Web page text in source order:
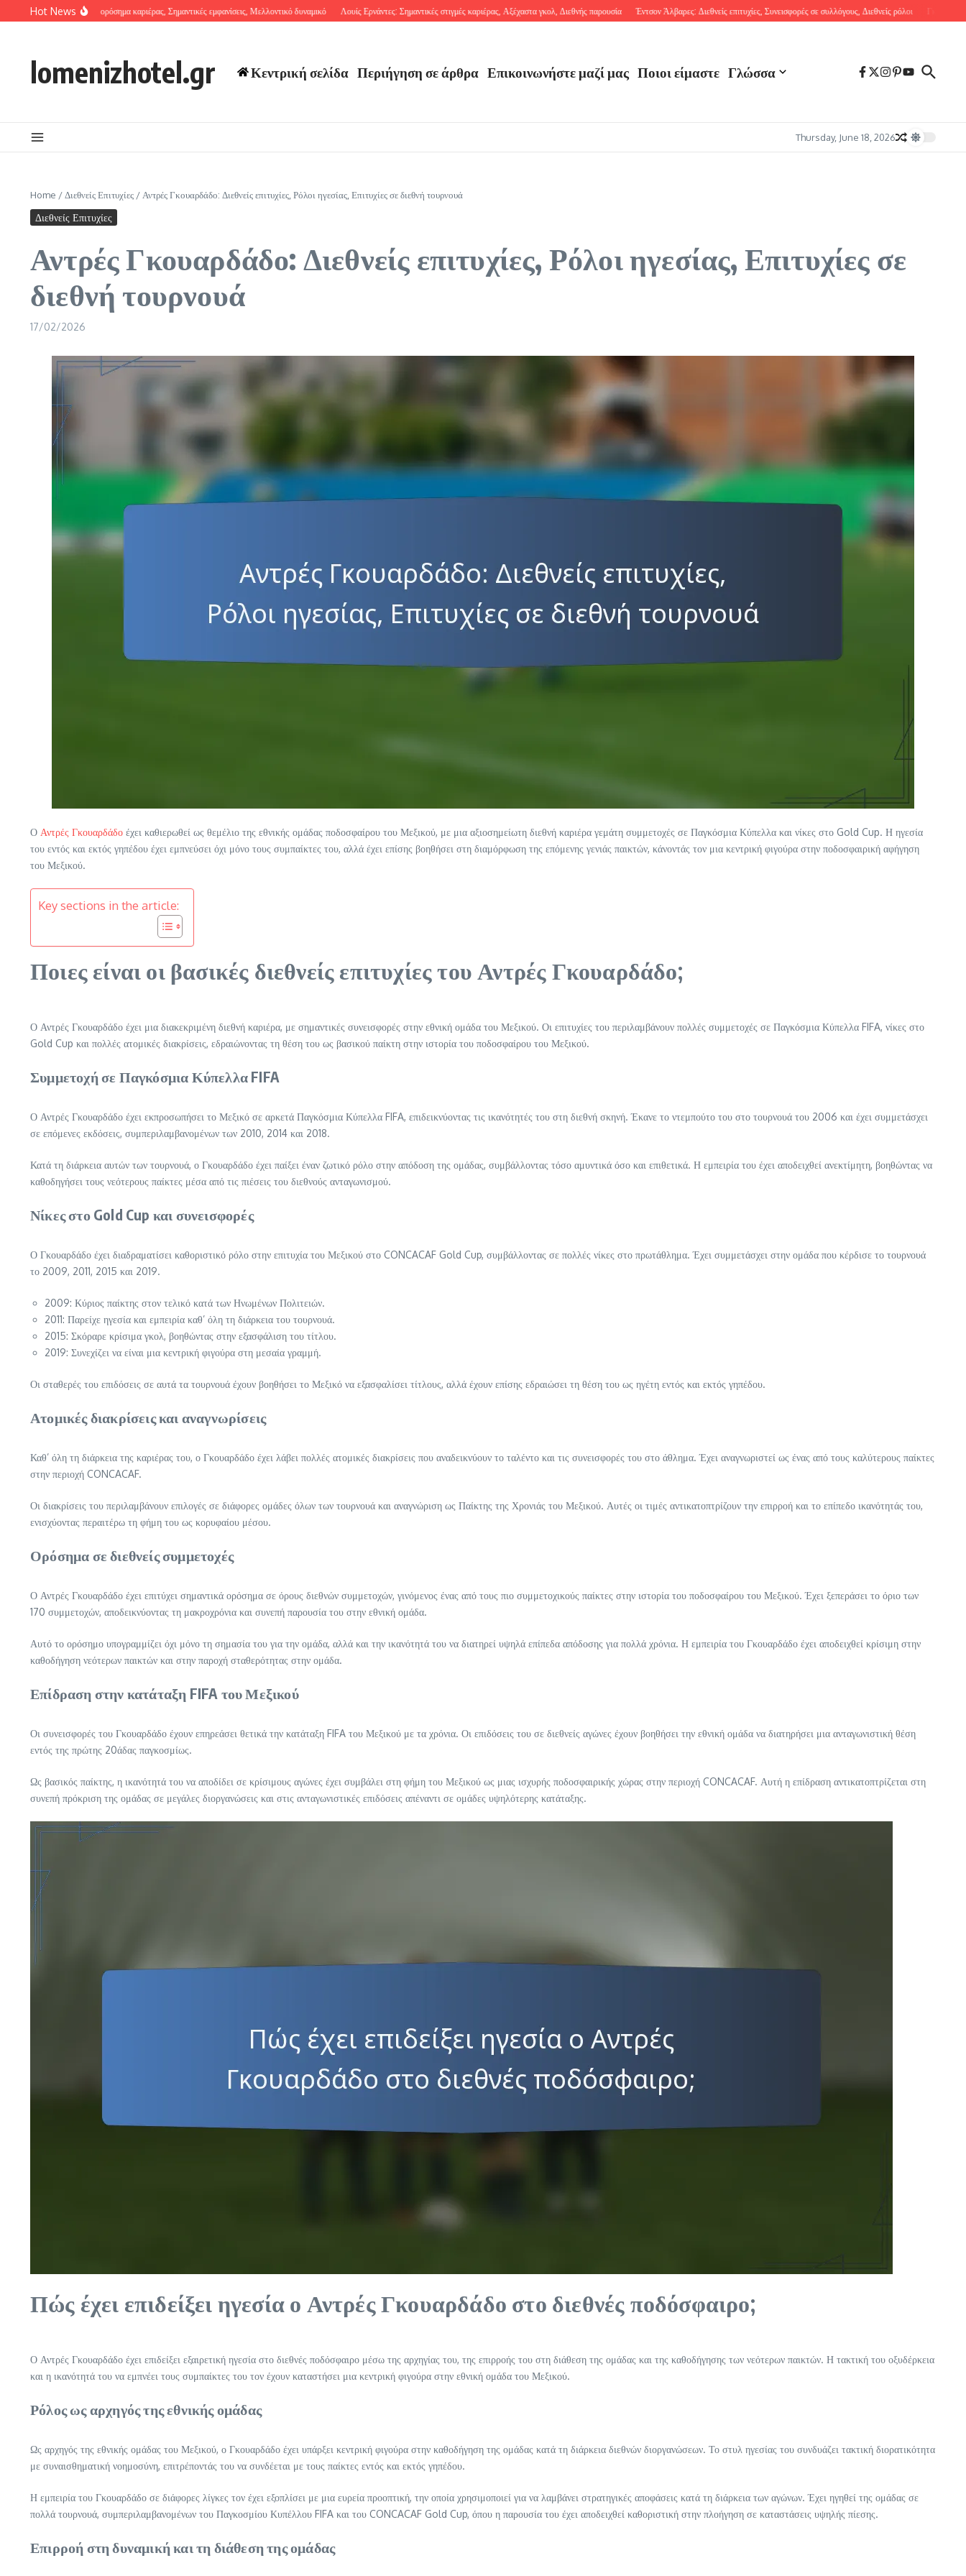
Skip to content
Hot News
Λαΐνες: Σημαντικά ορόσημα καριέρας, Σημαντικές εμφανίσεις, Μελλοντικό δυναμικό Λουίς Ερνάντες: Σημαντικές στιγμές καριέρας, Αξέχαστα γκολ, Διεθνής παρουσία Έντσον Άλβαρες: Διεθνείς επιτυχίες, Συνεισφορές σε συλλόγους, Διεθνείς ρόλοι Γκιγιέρμο Οτσόα:
lomenizhotel.gr Κεντρική σελίδα Περιήγηση σε άρθρα Επικοινωνήστε μαζί μας Ποιοι είμαστε Γλώσσα
Thursday, June 18, 2026
Home / Διεθνείς Επιτυχίες / Αντρές Γκουαρδάδο: Διεθνείς επιτυχίες, Ρόλοι ηγεσίας, Επιτυχίες σε διεθνή τουρνουά
Διεθνείς Επιτυχίες
Αντρές Γκουαρδάδο: Διεθνείς επιτυχίες, Ρόλοι ηγεσίας, Επιτυχίες σε
διεθνή τουρνουά
17/02/2026
Ο Αντρές Γκουαρδάδο έχει καθιερωθεί ως θεμέλιο της εθνικής ομάδας ποδοσφαίρου του Μεξικού, με μια αξιοσημείωτη διεθνή καριέρα γεμάτη συμμετοχές σε Παγκόσμια Κύπελλα και νίκες στο Gold Cup. Η ηγεσία
του εντός και εκτός γηπέδου έχει εμπνεύσει όχι μόνο τους συμπαίκτες του, αλλά έχει επίσης βοηθήσει στη διαμόρφωση της επόμενης γενιάς παικτών, κάνοντάς τον μια κεντρική φιγούρα στην ποδοσφαιρική αφήγηση
του Μεξικού.
Key sections in the article:
Ποιες είναι οι βασικές διεθνείς επιτυχίες του Αντρές Γκουαρδάδο;
Ο Αντρές Γκουαρδάδο έχει μια διακεκριμένη διεθνή καριέρα, με σημαντικές συνεισφορές στην εθνική ομάδα του Μεξικού. Οι επιτυχίες του περιλαμβάνουν πολλές συμμετοχές σε Παγκόσμια Κύπελλα FIFA, νίκες στο
Gold Cup και πολλές ατομικές διακρίσεις, εδραιώνοντας τη θέση του ως βασικού παίκτη στην ιστορία του ποδοσφαίρου του Μεξικού.
Συμμετοχή σε Παγκόσμια Κύπελλα FIFA
Ο Αντρές Γκουαρδάδο έχει εκπροσωπήσει το Μεξικό σε αρκετά Παγκόσμια Κύπελλα FIFA, επιδεικνύοντας τις ικανότητές του στη διεθνή σκηνή. Έκανε το ντεμπούτο του στο τουρνουά του 2006 και έχει συμμετάσχει
σε επόμενες εκδόσεις, συμπεριλαμβανομένων των 2010, 2014 και 2018.
Κατά τη διάρκεια αυτών των τουρνουά, ο Γκουαρδάδο έχει παίξει έναν ζωτικό ρόλο στην απόδοση της ομάδας, συμβάλλοντας τόσο αμυντικά όσο και επιθετικά. Η εμπειρία του έχει αποδειχθεί ανεκτίμητη, βοηθώντας να
καθοδηγήσει τους νεότερους παίκτες μέσα από τις πιέσεις του διεθνούς ανταγωνισμού.
Νίκες στο Gold Cup και συνεισφορές
Ο Γκουαρδάδο έχει διαδραματίσει καθοριστικό ρόλο στην επιτυχία του Μεξικού στο CONCACAF Gold Cup, συμβάλλοντας σε πολλές νίκες στο πρωτάθλημα. Έχει συμμετάσχει στην ομάδα που κέρδισε το τουρνουά
το 2009, 2011, 2015 και 2019.
2009: Κύριος παίκτης στον τελικό κατά των Ηνωμένων Πολιτειών.
2011: Παρείχε ηγεσία και εμπειρία καθ’ όλη τη διάρκεια του τουρνουά.
2015: Σκόραρε κρίσιμα γκολ, βοηθώντας στην εξασφάλιση του τίτλου.
2019: Συνεχίζει να είναι μια κεντρική φιγούρα στη μεσαία γραμμή.
Οι σταθερές του επιδόσεις σε αυτά τα τουρνουά έχουν βοηθήσει το Μεξικό να εξασφαλίσει τίτλους, αλλά έχουν επίσης εδραιώσει τη θέση του ως ηγέτη εντός και εκτός γηπέδου.
Ατομικές διακρίσεις και αναγνωρίσεις
Καθ’ όλη τη διάρκεια της καριέρας του, ο Γκουαρδάδο έχει λάβει πολλές ατομικές διακρίσεις που αναδεικνύουν το ταλέντο και τις συνεισφορές του στο άθλημα. Έχει αναγνωριστεί ως ένας από τους καλύτερους παίκτες
στην περιοχή CONCACAF.
Οι διακρίσεις του περιλαμβάνουν επιλογές σε διάφορες ομάδες όλων των τουρνουά και αναγνώριση ως Παίκτης της Χρονιάς του Μεξικού. Αυτές οι τιμές αντικατοπτρίζουν την επιρροή και το επίπεδο ικανότητάς του,
ενισχύοντας περαιτέρω τη φήμη του ως κορυφαίου μέσου.
Ορόσημα σε διεθνείς συμμετοχές
Ο Αντρές Γκουαρδάδο έχει επιτύχει σημαντικά ορόσημα σε όρους διεθνών συμμετοχών, γινόμενος ένας από τους πιο συμμετοχικούς παίκτες στην ιστορία του ποδοσφαίρου του Μεξικού. Έχει ξεπεράσει το όριο των
170 συμμετοχών, αποδεικνύοντας τη μακροχρόνια και συνεπή παρουσία του στην εθνική ομάδα.
Αυτό το ορόσημο υπογραμμίζει όχι μόνο τη σημασία του για την ομάδα, αλλά και την ικανότητά του να διατηρεί υψηλά επίπεδα απόδοσης για πολλά χρόνια. Η εμπειρία του Γκουαρδάδο έχει αποδειχθεί κρίσιμη στην
καθοδήγηση νεότερων παικτών και στην παροχή σταθερότητας στην ομάδα.
Επίδραση στην κατάταξη FIFA του Μεξικού
Οι συνεισφορές του Γκουαρδάδο έχουν επηρεάσει θετικά την κατάταξη FIFA του Μεξικού με τα χρόνια. Οι επιδόσεις του σε διεθνείς αγώνες έχουν βοηθήσει την εθνική ομάδα να διατηρήσει μια ανταγωνιστική θέση
εντός της πρώτης 20άδας παγκοσμίως.
Ως βασικός παίκτης, η ικανότητά του να αποδίδει σε κρίσιμους αγώνες έχει συμβάλει στη φήμη του Μεξικού ως μιας ισχυρής ποδοσφαιρικής χώρας στην περιοχή CONCACAF. Αυτή η επίδραση αντικατοπτρίζεται στη
συνεπή πρόκριση της ομάδας σε μεγάλες διοργανώσεις και στις ανταγωνιστικές επιδόσεις απέναντι σε ομάδες υψηλότερης κατάταξης.
Πώς έχει επιδείξει ηγεσία ο Αντρές Γκουαρδάδο στο διεθνές ποδόσφαιρο;
Ο Αντρές Γκουαρδάδο έχει επιδείξει εξαιρετική ηγεσία στο διεθνές ποδόσφαιρο μέσω της αρχηγίας του, της επιρροής του στη διάθεση της ομάδας και της καθοδήγησης των νεότερων παικτών. Η τακτική του οξυδέρκεια
και η ικανότητά του να εμπνέει τους συμπαίκτες του τον έχουν καταστήσει μια κεντρική φιγούρα στην εθνική ομάδα του Μεξικού.
Ρόλος ως αρχηγός της εθνικής ομάδας
Ως αρχηγός της εθνικής ομάδας του Μεξικού, ο Γκουαρδάδο έχει υπάρξει κεντρική φιγούρα στην καθοδήγηση της ομάδας κατά τη διάρκεια διεθνών διοργανώσεων. Το στυλ ηγεσίας του συνδυάζει τακτική διορατικότητα
με συναισθηματική νοημοσύνη, επιτρέποντάς του να συνδέεται με τους παίκτες εντός και εκτός γηπέδου.
Η εμπειρία του Γκουαρδάδο σε διάφορες λίγκες τον έχει εξοπλίσει με μια ευρεία προοπτική, την οποία χρησιμοποιεί για να λαμβάνει στρατηγικές αποφάσεις κατά τη διάρκεια των αγώνων. Έχει ηγηθεί της ομάδας σε
πολλά τουρνουά, συμπεριλαμβανομένων του Παγκοσμίου Κυπέλλου FIFA και του CONCACAF Gold Cup, όπου η παρουσία του έχει αποδειχθεί καθοριστική στην πλοήγηση σε καταστάσεις υψηλής πίεσης.
Επιρροή στη δυναμική και τη διάθεση της ομάδας